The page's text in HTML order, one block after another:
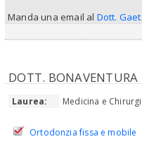
Manda una email al Dott.
DOTT. BONAVENTURA
Laurea: Medicina e
Ortodonzia fissa e mobile